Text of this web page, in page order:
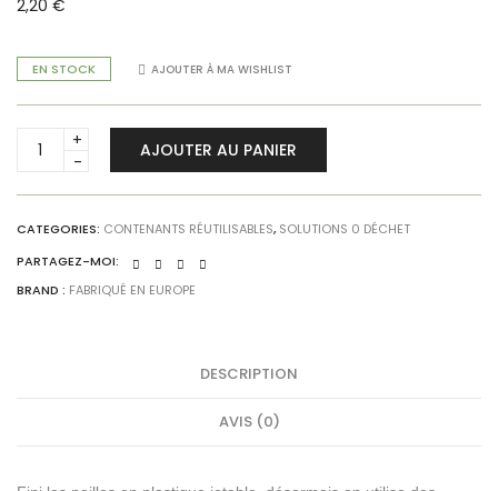
2,20 €
EN STOCK
Paille
à
l'unité
AJOUTER AU PANIER
AJOUTER À MA WISHLIST
CATEGORIES: CONTENANTS RÉUTILISABLES, SOLUTIONS 0 DÉCHET
PARTAGEZ-MOI:
BRAND : FABRIQUÉ EN EUROPE
DESCRIPTION
AVIS (0)